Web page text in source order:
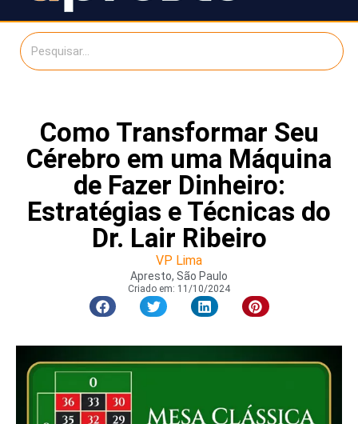
Como Transformar Seu
Cérebro em uma Máquina
de Fazer Dinheiro:
Estratégias e Técnicas do
Dr. Lair Ribeiro
VP Lima
Apresto, São Paulo
Criado em: 11/10/2024